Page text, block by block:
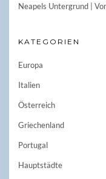
Neapels Untergrund |
KATEGORIEN
Europa
Italien
Österreich
Griechenland
Portugal
Hauptstädte